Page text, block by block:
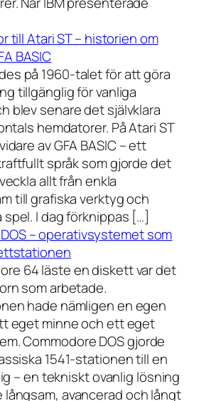
till Atari ST – historien om
BASIC
på 1960-talet för att göra
tillgänglig för vanliga
blev senare det självklara
hemdatorer. På Atari ST
av GFA BASIC – ett
språk som gjorde det
allt från enkla
till grafiska verktyg och
spel. I dag förknippas […]
– operativsystemet som
64 läste en diskett var det
som arbetade.
hade nämligen en egen
eget minne och ett eget
Commodore DOS gjorde
1541-stationen till en
– en tekniskt ovanlig lösning
långsam, avancerad och långt